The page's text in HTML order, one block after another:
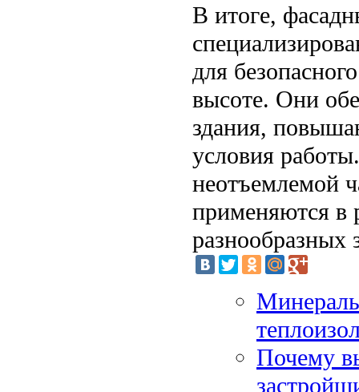
В итоге,
для
высоте. Они
здания,
условия
неотъемлемой
применяются в
разнообразных
Почему